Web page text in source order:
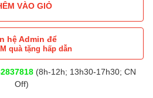
VÀO GIỎ
hệ Admin để
quà tặng hấp dẫn
(8h-12h; 13h30-17h30; CN
Off)